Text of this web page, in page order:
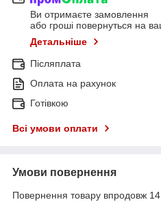
Ви отримаєте замовлення
або гроші повернуться на
Детальніше
Післяплата
Оплата на рахунок
Готівкою
Всі умови оплати
Умови повернення
Повернення товару впродовж 14